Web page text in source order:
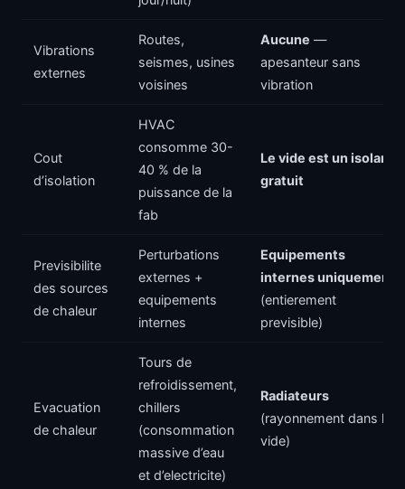
Vibrations
externes
Routes,
seismes, usines
voisines
Aucune —
apesanteur sans
vibration
Cout
d’isolation
HVAC
consomme 30-
40 % de la
puissance de la
fab
Le vide est un isolant
gratuit
Previsibilite
des sources
de chaleur
Perturbations
externes +
equipements
internes
Equipements
internes uniquement
(entierement
previsible)
Evacuation
de chaleur
Tours de
refroidissement,
chillers
(consommation
massive d’eau
et d’electricite)
Radiateurs
(rayonnement dans le
vide)